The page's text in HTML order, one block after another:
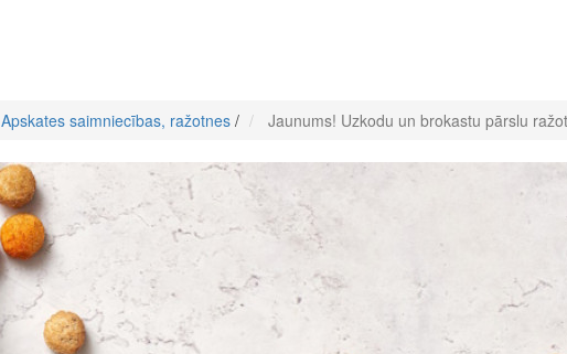
Apskates saimniecības, ražotnes / Jaunums! Uzkodu un brokastu pārslu